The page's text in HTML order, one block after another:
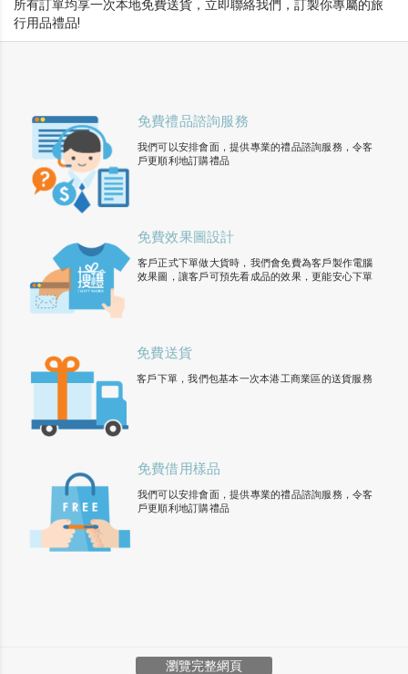
所有訂單均享一次本地免費送貨，立即聯絡我們，訂製你專屬的旅
行用品禮品!
免費禮品諮詢服務
我們可以安排會面，提供專業的禮品諮詢服務，令客
戶更順利地訂購禮品
免費效果圖設計
客戶正式下單做大貨時，我們會免費為客戶製作電腦
效果圖，讓客戶可預先看成品的效果，更能安心下單
免費送貨
客戶下單，我們包基本一次本港工商業區的送貨服務
免費借用樣品
我們可以安排會面，提供專業的禮品諮詢服務，令客
戶更順利地訂購禮品
瀏覽完整網頁